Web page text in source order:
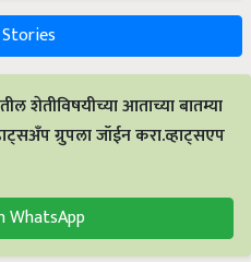
शेतीविषयीच्या आताच्या बातम्या
ग्रुपला जॉईन करा.व्हाट्सएप
WhatsApp